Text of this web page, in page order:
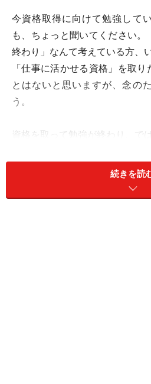
今資格取得に向けて勉強して
も、ちょっと聞いてください
終わり」なんて考えている方、
「仕事に活かせる資格」を取
とはないと思いますが、念の
う。
資格を取って勉強が終わり、で
「資格を取った後
▼更新制度がある資格
続きを読